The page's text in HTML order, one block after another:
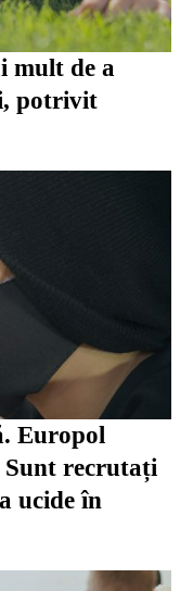
mult de a
potrivit
Europol
recrutați
ucide în